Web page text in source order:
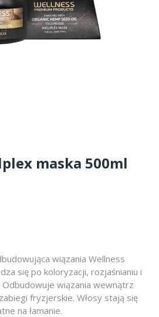
maska 500ml
wiązania Wellness
się po koloryzacji, rozjaśnianiu i
Odbudowuje wiązania wewnątrz
fryzjerskie. Włosy stają się
na łamanie.